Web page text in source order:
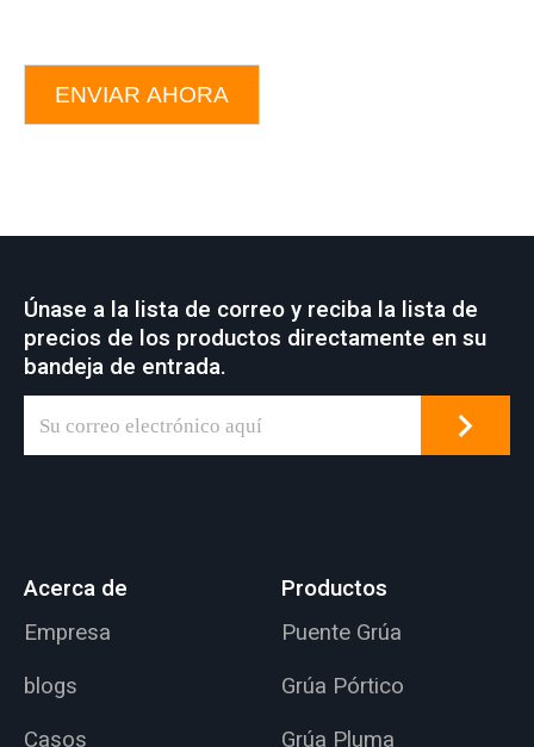
ENVIAR AHORA
Únase a la lista de correo y reciba la lista de
precios de los productos directamente en su
bandeja de entrada.
Acerca de
Empresa
blogs
Casos
Productos
Puente Grúa
Grúa Pórtico
Grúa Pluma